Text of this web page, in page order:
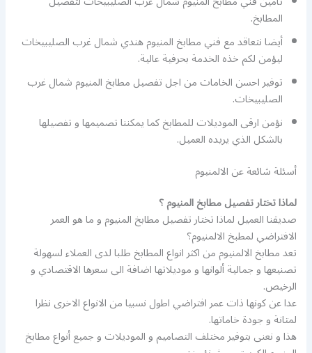
المطابخ.
أيضا نتعاقد مع فني مطابخ المنيوم هندي شمال غرب الصليبيخات
ليؤمن لكم خذه الخدمة بحرفية عالية.
توفير احسن الخامات من اجل تفصيل مطابخ المنيوم شمال غرب
الصليبيخات.
نؤمن ارقى الموديلات للمطابخ كما يمكننا تصميمها و تفصيلها
بالشكل الذي يريده العميل.
أسئلة شائعة عن الالمنيوم
لماذا تختار تفصيل مطابخ المنيوم ؟
صديقنا العميل لماذا تختار تفصيل مطابخ المنيوم و ما هو العمر
الافتراضي لمطبخ الالمنيوم؟
تعد مطابخ الالمنيوم من اكثر انواع المطابخ طلبا لدى العملاء لسهولة
تصنيعها و جمالية ألوانها و موديلاتها اضافة الى سعرها الاقتصادي و
الرخيص.
عدا عن كونها ذات عمر افتراضي اطول نسبيا من الانواع الاخرى نظرا
لمتانة و جودة خاماتها.
هذا و نعنى بتوفير مختلف التصاميم و الموديلات و جميع أنواع مطابخ